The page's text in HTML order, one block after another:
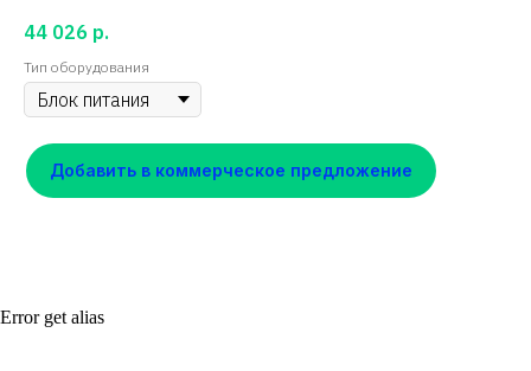
44 026 р.
Тип оборудования
Добавить в коммерческое предложение
Error get alias